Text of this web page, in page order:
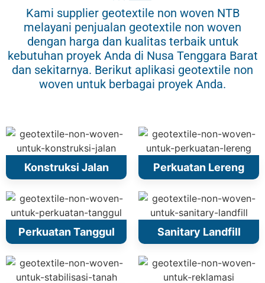
Kami supplier geotextile non woven NTB
melayani penjualan geotextile non woven
dengan harga dan kualitas terbaik untuk
kebutuhan proyek Anda di Nusa Tenggara Barat
dan sekitarnya. Berikut aplikasi geotextile non
woven untuk berbagai proyek Anda.
Konstruksi Jalan Perkuatan Lereng
Perkuatan Tanggul Sanitary Landfill